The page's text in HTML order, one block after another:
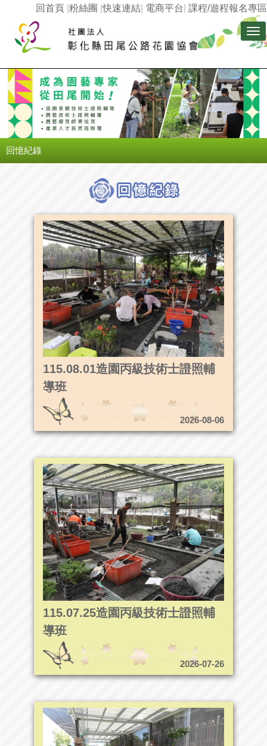
課程/遊程報名專區
電商平台
快速連結
粉絲團 |
回首頁
回憶紀錄
115.08.01造園丙級技術士證照輔
導班
2026-08-06
115.07.25造園丙級技術士證照輔
導班
2026-07-26